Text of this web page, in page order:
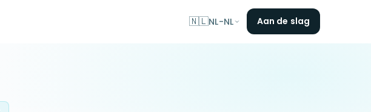
🇳🇱NL-NL Aan de slag